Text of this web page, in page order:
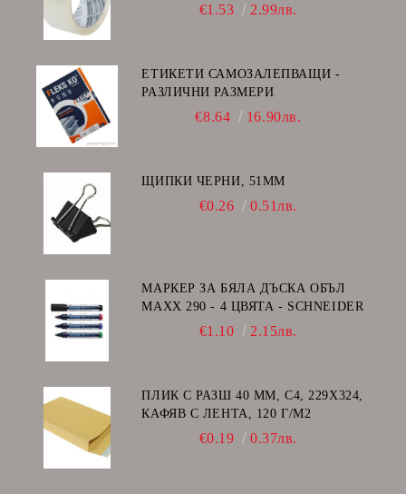
€1.53 2.99лв.
ЕТИКЕТИ САМОЗАЛЕПВАЩИ -
РАЗЛИЧНИ РАЗМЕРИ
€8.64 16.90лв.
ЩИПКИ ЧЕРНИ, 51ММ
€0.26 0.51лв.
МАРКЕР ЗА БЯЛА ДЪСКА ОБЪЛ
MAXX 290 - 4 ЦВЯТА - SCHNEIDER
€1.10 2.15лв.
ПЛИК С РАЗШ 40 MM, C4, 229Х324,
КАФЯВ С ЛЕНТА, 120 Г/М2
€0.19 0.37лв.